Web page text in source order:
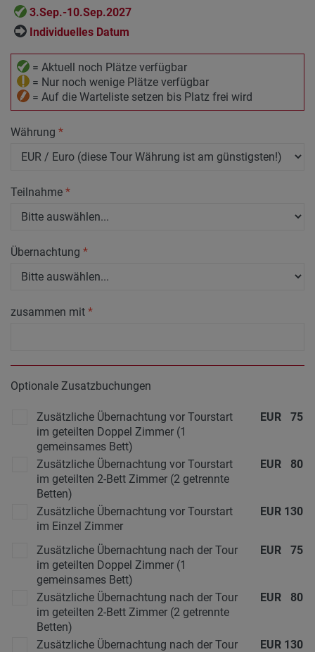
3.Sep.-10.Sep.2027
Individuelles Datum
= Aktuell noch Plätze verfügbar
= Nur noch wenige Plätze verfügbar
= Auf die Warteliste setzen bis Platz frei wird
Währung *
Teilnahme *
Übernachtung *
zusammen mit *
Optionale Zusatzbuchungen
Zusätzliche Übernachtung vor Tourstart
im geteilten Doppel Zimmer (1
gemeinsames Bett)
EUR 75
Zusätzliche Übernachtung vor Tourstart
im geteilten 2-Bett Zimmer (2 getrennte
Betten)
EUR 80
Zusätzliche Übernachtung vor Tourstart
im Einzel Zimmer
EUR 130
Zusätzliche Übernachtung nach der Tour
im geteilten Doppel Zimmer (1
gemeinsames Bett)
EUR 75
Zusätzliche Übernachtung nach der Tour
im geteilten 2-Bett Zimmer (2 getrennte
Betten)
EUR 80
Zusätzliche Übernachtung nach der Tour
EUR 130